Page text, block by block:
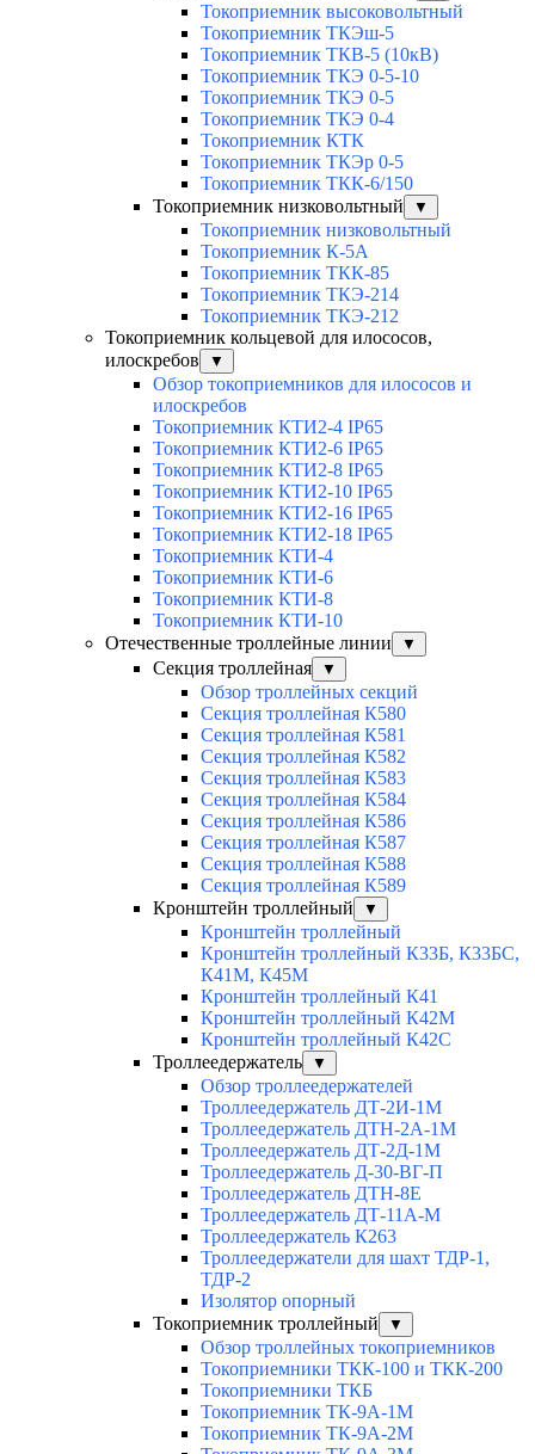
Токоприемник высоковольтный
Токоприемник ТКЭш-5
Токоприемник ТКВ-5 (10кВ)
Токоприемник ТКЭ 0-5-10
Токоприемник ТКЭ 0-5
Токоприемник ТКЭ 0-4
Токоприемник КТК
Токоприемник ТКЭр 0-5
Токоприемник ТКК-6/150
Токоприемник низковольтный
▼
Токоприемник низковольтный
Токоприемник К-5А
Токоприемник ТКК-85
Токоприемник ТКЭ-214
Токоприемник ТКЭ-212
Токоприемник кольцевой для илососов,
илоскребов
▼
Обзор токоприемников для илососов и
илоскребов
Токоприемник КТИ2-4 IP65
Токоприемник КТИ2-6 IP65
Токоприемник КТИ2-8 IP65
Токоприемник КТИ2-10 IP65
Токоприемник КТИ2-16 IP65
Токоприемник КТИ2-18 IP65
Токоприемник КТИ-4
Токоприемник КТИ-6
Токоприемник КТИ-8
Токоприемник КТИ-10
Отечественные троллейные линии
▼
Секция троллейная ▼
Обзор троллейных секций
Секция троллейная К580
Секция троллейная К581
Секция троллейная К582
Секция троллейная К583
Секция троллейная К584
Секция троллейная К586
Секция троллейная К587
Секция троллейная К588
Секция троллейная К589
Кронштейн троллейный
▼
Кронштейн троллейный
Кронштейн троллейный К33Б, К33БС,
К41М, К45М
Кронштейн троллейный К41
Кронштейн троллейный К42М
Кронштейн троллейный К42С
Троллеедержатель
▼
Обзор троллеедержателей
Троллеедержатель ДТ-2И-1М
Троллеедержатель ДТН-2А-1М
Троллеедержатель ДТ-2Д-1М
Троллеедержатель Д-30-ВГ-П
Троллеедержатель ДТН-8Е
Троллеедержатель ДТ-11А-М
Троллеедержатель К263
Троллеедержатели для шахт ТДР-1,
ТДР-2
Изолятор опорный
Токоприемник троллейный
▼
Обзор троллейных токоприемников
Токоприемники ТКК-100 и ТКК-200
Токоприемники ТКБ
Токоприемник ТК-9А-1М
Токоприемник ТК-9А-2М